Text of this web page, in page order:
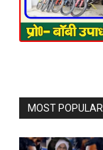
MOST POPULAR